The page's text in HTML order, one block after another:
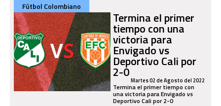
Fútbol Colombiano
Termina el primer
tiempo con una
victoria para
Envigado vs
Deportivo Cali por
2-0Martes 02 de Agosto del 2022
Termina el primer tiempo con
una victoria para Envigado vs
Deportivo Cali por 2-0